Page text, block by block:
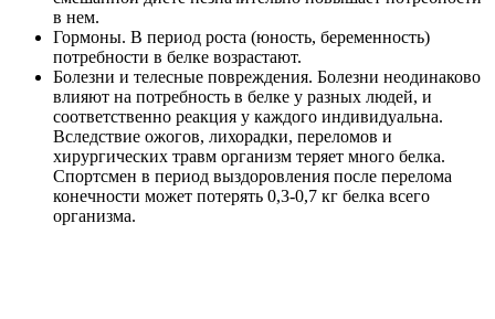
в нем.
Гормоны. В период роста (юность, беременность)
потребности в белке возрастают.
Болезни и телесные повреждения. Болезни неодинаково
влияют на потребность в белке у разных людей, и
соответственно реакция у каждого индивидуальна.
Вследствие ожогов, лихорадки, переломов и
хирургических травм организм теряет много белка.
Спортсмен в период выздоровления после перелома
конечности может потерять 0,3-0,7 кг белка всего
организма.